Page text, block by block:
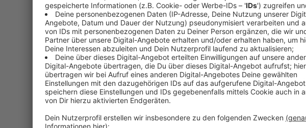
Anzeige
ADAC-Sprecher Thomas Müther
ADAC warnt vor Autofahrten